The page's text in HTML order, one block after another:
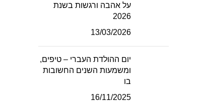
על אהבה ורגשות בשנת
2026
13/03/2026
יום ההולדת העברי – טיפים,
ומשמעות השנים החשובות
בו
16/11/2025